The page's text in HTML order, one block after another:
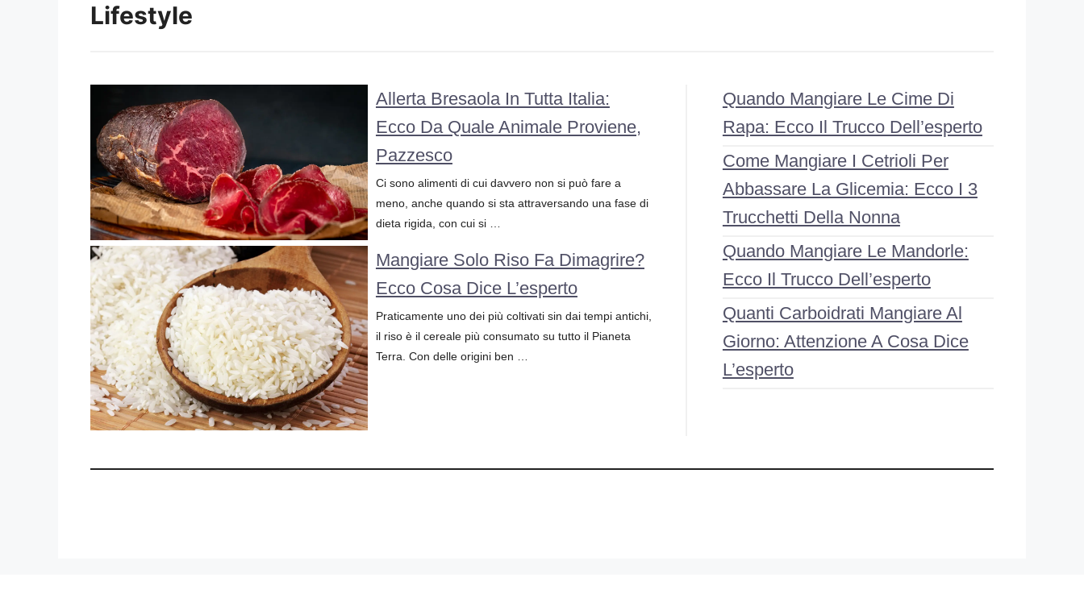
Lifestyle
Allerta Bresaola In Tutta Italia:
Ecco Da Quale Animale Proviene,
Pazzesco
Ci sono alimenti di cui davvero non si può fare a
meno, anche quando si sta attraversando una fase di
dieta rigida, con cui si …
Mangiare Solo Riso Fa Dimagrire?
Ecco Cosa Dice L’esperto
Praticamente uno dei più coltivati sin dai tempi antichi,
il riso è il cereale più consumato su tutto il Pianeta
Terra. Con delle origini ben …
Quando Mangiare Le Cime Di
Rapa: Ecco Il Trucco Dell’esperto
Come Mangiare I Cetrioli Per
Abbassare La Glicemia: Ecco I 3
Trucchetti Della Nonna
Quando Mangiare Le Mandorle:
Ecco Il Trucco Dell’esperto
Quanti Carboidrati Mangiare Al
Giorno: Attenzione A Cosa Dice
L’esperto